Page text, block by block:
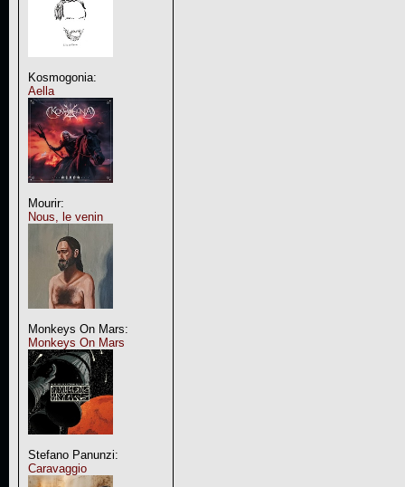
Kosmogonia:
Aella
Mourir:
Nous, le venin
Monkeys On Mars:
Monkeys On Mars
Stefano Panunzi:
Caravaggio